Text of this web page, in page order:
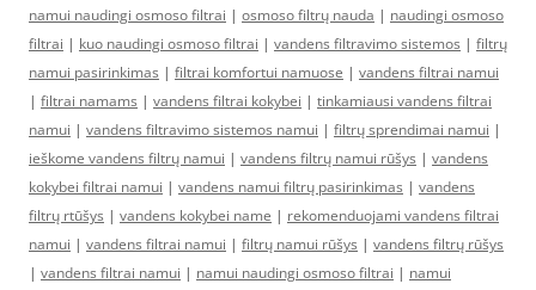
namui naudingi osmoso filtrai | osmoso filtrų nauda | naudingi osmoso
filtrai | kuo naudingi osmoso filtrai | vandens filtravimo sistemos | filtrų
namui pasirinkimas | filtrai komfortui namuose | vandens filtrai namui
| filtrai namams | vandens filtrai kokybei | tinkamiausi vandens filtrai
namui | vandens filtravimo sistemos namui | filtrų sprendimai namui |
ieškome vandens filtrų namui | vandens filtrų namui rūšys | vandens
kokybei filtrai namui | vandens namui filtrų pasirinkimas | vandens
filtrų rtūšys | vandens kokybei name | rekomenduojami vandens filtrai
namui | vandens filtrai namui | filtrų namui rūšys | vandens filtrų rūšys
| vandens filtrai namui | namui naudingi osmoso filtrai | namui